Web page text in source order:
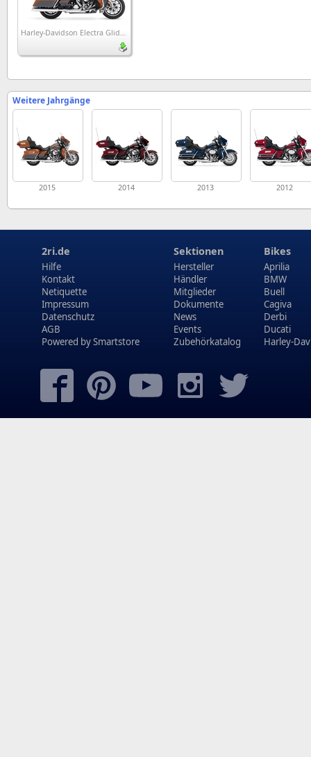
Harley-Davidson Electra Glide Ultra Classic (2016)
Weitere Jahrgänge
2015 2014 2013 2012
2ri.de
Hilfe
Kontakt
Netiquette
Impressum
Datenschutz
AGB
Powered bySmartstore
Sektionen
Hersteller
Händler
Mitglieder
Dokumente
News
Events
Zubehörkatalog
Bikes
Aprilia
BMW
Buell
Cagiva
Derbi
Ducati
Harley-